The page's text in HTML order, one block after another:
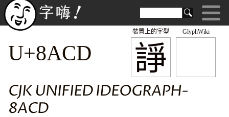
GlyphWiki
諍
裝置上的字型
U+8ACD
CJK UNIFIED IDEOGRAPH-
8ACD